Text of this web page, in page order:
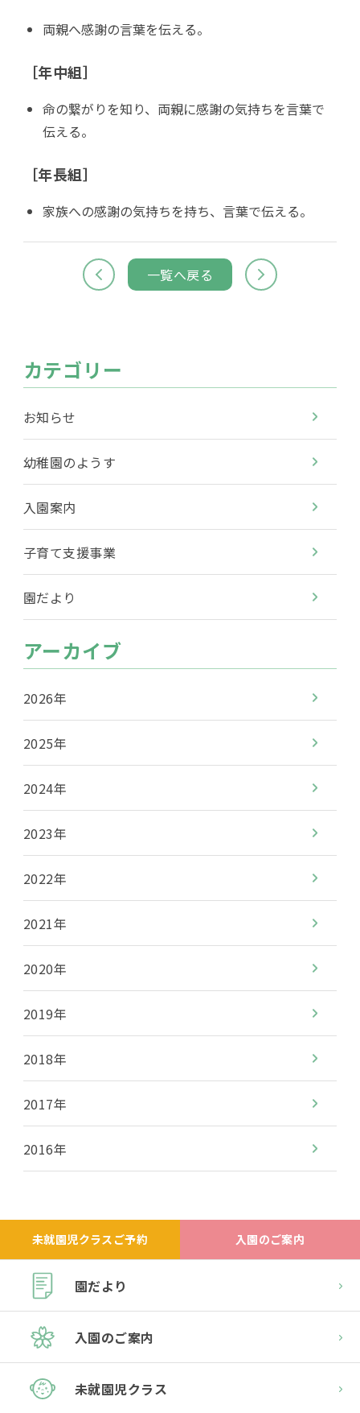
両親へ感謝の言葉を伝える。
［年中組］
命の繋がりを知り、両親に感謝の気持ちを言葉で
伝える。
［年長組］
家族への感謝の気持ちを持ち、言葉で伝える。
一覧へ戻る
カテゴリー
お知らせ
幼稚園のようす
入園案内
子育て支援事業
園だより
アーカイブ
2026年
2025年
2024年
2023年
2022年
2021年
2020年
2019年
2018年
2017年
2016年
未就園児クラスご予約 入園のご案内
園だより
入園のご案内
未就園児クラス